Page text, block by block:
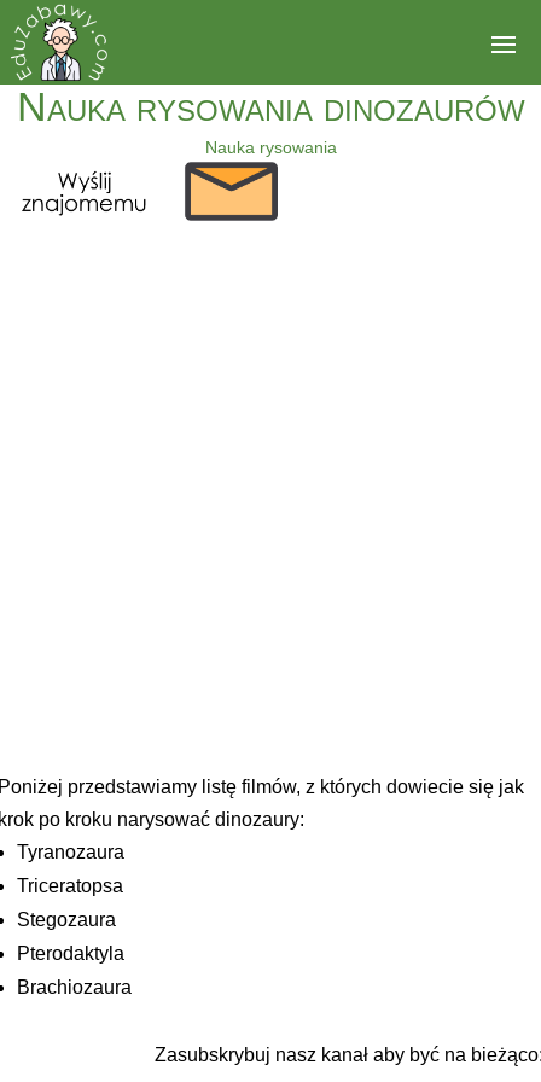
Nauka rysowania dinozaurów
Nauka rysowania
przedstawiamy listę filmów, z których dowiecie się jak
po kroku narysować dinozaury:
Tyranozaura
Triceratopsa
Stegozaura
Pterodaktyla
Brachiozaura
Zasubskrybuj nasz kanał aby być na